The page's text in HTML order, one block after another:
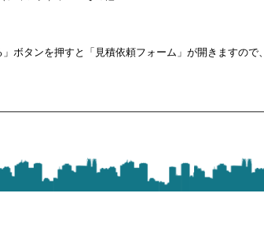
ボタンを押すと「見積依頼フォーム」が開きますので、